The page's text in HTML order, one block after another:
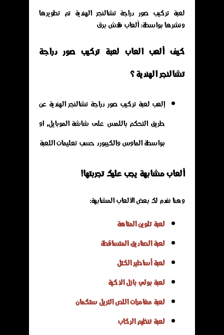
لعبة تركيب صور دراجة تشالنجر الهندية تم تطويرها
ونشرها بواسطة: ألعاب فلاش برق
كيف ألعب العاب لعبة تركيب صور دراجة
تشالنجر الهندية ؟
إلعب لعبة تركيب صور دراجة تشالنجر الهندية عن
طريق التحكم باللمس على شاشة الموبايل, او
بواسطة الماوس والكيبورد حسب تعليمات اللعبة
ألعاب مشابهة يجب عليك تجربتها!
وهنا نفدم لك بعض الألعاب المشابهة:
لعبة تلوين المتاهة
لعبة الصناديق المتساقطة
لعبة أساطير الكتل
لعبة بولي بازل الذكية
لعبة مغامرات اللص التريل ستكمان
لعبة تنظيم الركاب